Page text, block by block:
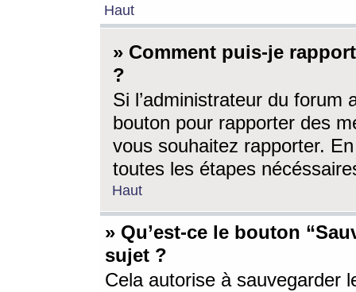
Haut
» Comment puis-je
?
Si l’administrateur du forum
bouton pour rapporter des
vous souhaitez rapporter.
toutes les étapes
Haut
» Qu’est-ce le bouton
sujet ?
Cela autorise à sauvegarder